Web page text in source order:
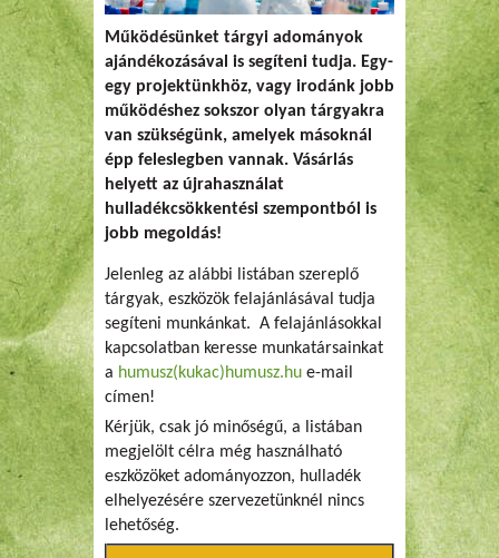
Működésünket tárgyi adományok
ajándékozásával is segíteni tudja. Egy-
egy projektünkhöz, vagy irodánk jobb
működéshez sokszor olyan tárgyakra
van szükségünk, amelyek másoknál
épp feleslegben vannak. Vásárlás
helyett az újrahasználat
hulladékcsökkentési szempontból is
jobb megoldás!
Jelenleg az alábbi listában szereplő
tárgyak, eszközök felajánlásával tudja
segíteni munkánkat. A felajánlásokkal
kapcsolatban keresse munkatársainkat
a humusz(kukac)humusz.hu e-mail
címen!
Kérjük, csak jó minőségű, a listában
megjelölt célra még használható
eszközöket adományozzon, hulladék
elhelyezésére szervezetünknél nincs
lehetőség.